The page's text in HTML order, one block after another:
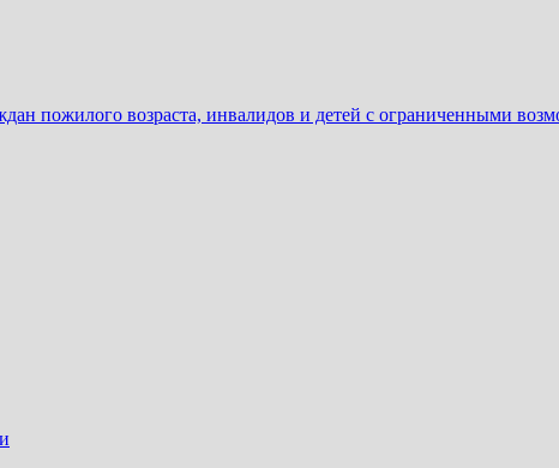
пожилого возраста, инвалидов и детей с ограниченными